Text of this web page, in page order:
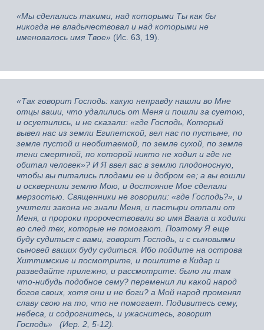
«Мы сделались такими, над которыми Ты как бы
никогда не владычествовал и над которыми не
именовалось имя Твое» (Ис. 63, 19).
«Так говорит Господь: какую неправду нашли во Мне
отцы ваши, что удалились от Меня и пошли за суетою,
и осуетились, и не сказали: «где Господь, Который
вывел нас из земли Египетской, вел нас по пустыне, по
земле пустой и необитаемой, по земле сухой, по земле
тени смертной, по которой никто не ходил и где не
обитал человек»? И Я ввел вас в землю плодоносную,
чтобы вы питались плодами ее и добром ее; а вы вошли
и осквернили землю Мою, и достояние Мое сделали
мерзостью. Священники не говорили: «где Господь?», и
учители закона не знали Меня, и пастыри отпали от
Меня, и пророки пророчествовали во имя Ваала и ходили
во след тех, которые не помогают. Поэтому Я еще
буду судиться с вами, говорит Господь, и с сыновьями
сыновей ваших буду судиться. Ибо пойдите на острова
Хиттимские и посмотрите, и пошлите в Кидар и
разведайте прилежно, и рассмотрите: было ли там
что-нибудь подобное сему? переменил ли какой народ
богов своих, хотя они и не боги? а Мой народ променял
славу свою на то, что не помогает. Подивитесь сему,
небеса, и содрогнитесь, и ужаснитесь, говорит
Господь» (Иер. 2, 5-12).